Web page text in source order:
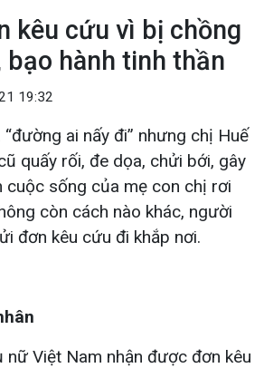
kêu cứu vì bị chồng
bạo hành tinh thần
19:32
ai nấy đi” nhưng chị Huế
quấy rối, đe dọa, chửi bới, gây
cuộc sống của mẹ con chị rơi
còn cách nào khác, người
đơn kêu cứu đi khắp nơi.
nữ Việt Nam nhận được đơn kêu